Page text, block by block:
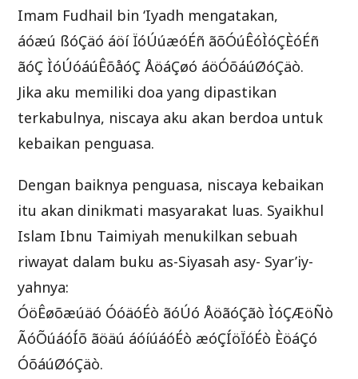
Imam Fudhail bin ‘Iyadh mengatakan,
áóæú ßóÇäó áöí ÏóÚúæóÉñ ãõÓúÊóÌóÇÈóÉñ
ãóÇ ÌóÚóáúÊõåóÇ ÅöáÇøó áöÓõáúØóÇäò.
Jika aku memiliki doa yang dipastikan
terkabulnya, niscaya aku akan berdoa untuk
kebaikan penguasa.
Dengan baiknya penguasa, niscaya kebaikan
itu akan dinikmati masyarakat luas. Syaikhul
Islam Ibnu Taimiyah menukilkan sebuah
riwayat dalam buku as-Siyasah asy- Syar’iy-
yahnya:
ÓöÊøõæúäó ÓóäóÉò ãóÚó ÅöãóÇãò ÌóÇÆöÑò
ÃóÕúáóÍõ ãöäú áóíúáóÉò æóÇÍöÏóÉò ÈöáÇó
ÓõáúØóÇäò.